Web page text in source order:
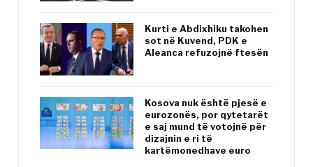
Kurti e Abdixhiku takohen
sot në Kuvend, PDK e
Aleanca refuzojnë ftesën
Kosova nuk është pjesë e
eurozonës, por qytetarët
e saj mund të votojnë për
dizajnin e ri të
kartëmonedhave euro